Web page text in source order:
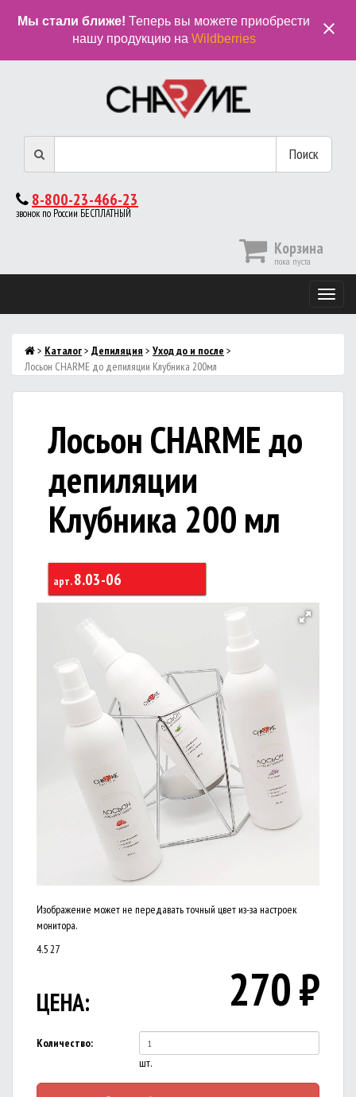
Мы стали ближе! Теперь вы можете приобрести
нашу продукцию на Wildberries
close
Поиск
8-800-23-466-23
звонок по России БЕСПЛАТНЫЙ
Корзина
пока пуста
меню
> Каталог> Депиляция > Уход до и после >
Лосьон CHARME до депиляции Клубника 200мл
Лосьон CHARME до
депиляции
Клубника 200 мл
арт.8.03-06
Изображение может не передавать точный цвет из-за настроек
монитора.
4.527
ЦЕНА: 270₽
Количество:
шт.